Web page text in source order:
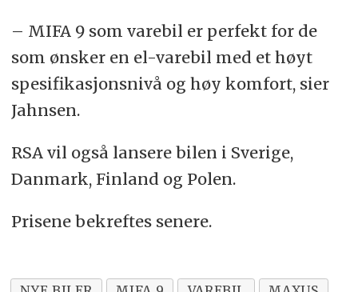
– MIFA 9 som varebil er perfekt for de
som ønsker en el-varebil med et høyt
spesifikasjonsnivå og høy komfort, sier
Jahnsen.
RSA vil også lansere bilen i Sverige,
Danmark, Finland og Polen.
Prisene bekreftes senere.